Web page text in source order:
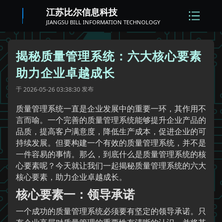
江苏比尔信息科技
JIANGSU BILL INFORMATION TECHNOLOGY
揭秘质量管理系统：六大核心要素
助力企业卓越成长
于2026-05-26 03:38:30发布
质量管理系统一直是企业发展中的重要一环，其作用不
言而喻。一个完善的质量管理系统能够提升企业产品的
品质，提高客户满意度，降低生产成本，促进企业的可
持续发展。但要构建一个有效的质量管理系统，并不是
一件容易的事情。那么，到底什么是质量管理系统的核
心要素呢？今天就让我们一起揭秘质量管理系统的六大
核心要素，助力企业卓越成长。
核心要素一：领导承诺
一个成功的质量管理系统必须要有坚定的领导承诺。只